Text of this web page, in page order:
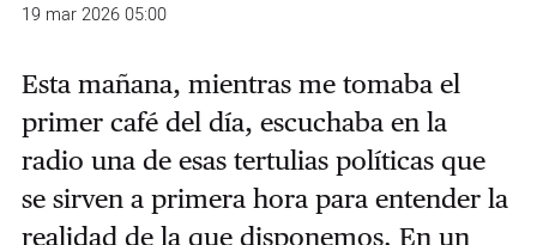
19 mar 2026 05:00
Esta mañana, mientras me tomaba el
primer café del día, escuchaba en la
radio una de esas tertulias políticas que
se sirven a primera hora para entender la
realidad de la que disponemos. En un